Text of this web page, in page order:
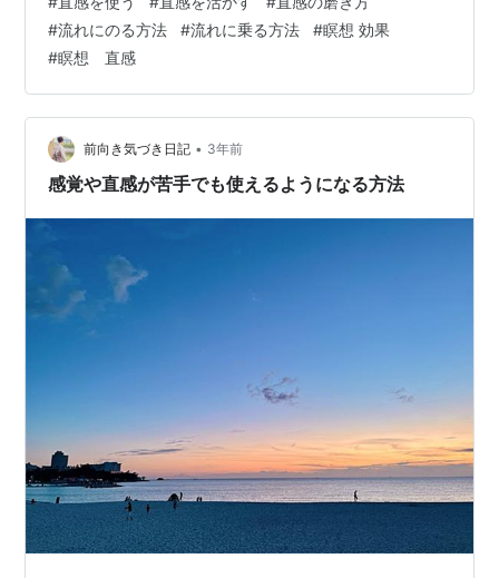
凛と澄んだ空気と 太陽の光が美しい一日でした。 最高気
温が10度を下回ると 私の中で冬だなぁと感じるのです
が、 みなさまはいかがでしょうか。 窓を開け外の空気に
触れると寒いのですが、 それがなんだかうれしくて、 今
日は何度も窓…
#流れにのる方法 #流れに乗る方法 #瞑想 効果
#瞑想 直感
前向き気づき日記 • 3年前
感覚や直感が苦手でも使えるようになる方法